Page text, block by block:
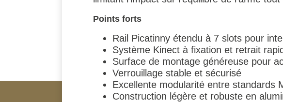
Points forts
Rail Picatinny étendu à 7 slots pour
Système Kinect à fixation et retrait
Surface de montage généreuse pour
Verrouillage stable et sécurisé
Excellente modularité entre standards
Construction légère et robuste en